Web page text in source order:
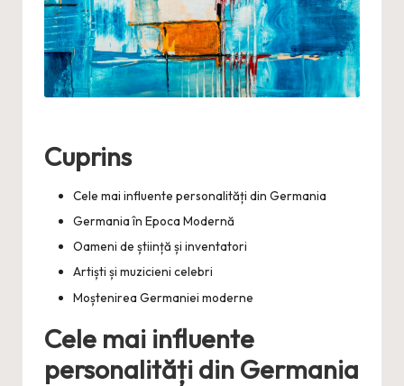
Cuprins
Cele mai influente personalități din Germania
Germania în Epoca Modernă
Oameni de știință și inventatori
Artiști și muzicieni celebri
Moștenirea Germaniei moderne
Cele mai influente
personalități din Germania